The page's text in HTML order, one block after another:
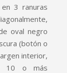
3 ranuras
oval negro
(botón o
interior,
10 o más